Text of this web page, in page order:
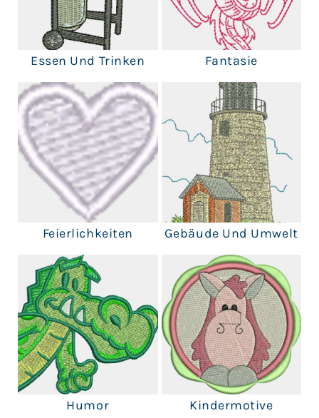
Essen Und Trinken Fantasie
Feierlichkeiten Gebäude Und Umwelt
Humor Kindermotive